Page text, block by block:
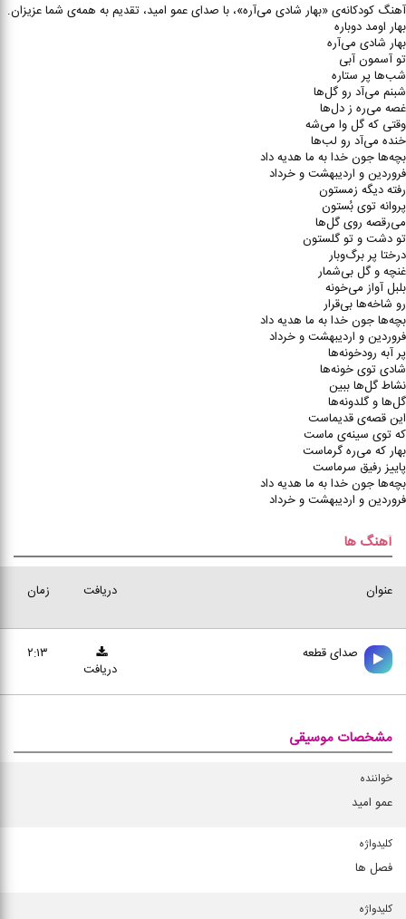
آهنگ کودکانه‌ی «بهار شادی می‌آره»، با صدای عمو امید، تقدیم به همه‌ی شما عزیزان.
بهار اومد دوباره
بهار شادی می‌آره
تو آسمون آبی
شب‌ها پر ستاره
شبنم می‌آد رو گل‌ها
غصه می‌ره ز دل‌ها
وقتی که گل وا می‌شه
خنده می‌آد رو لب‌ها
بچه‌ها جون خدا به ما هدیه داد
فروردین و اردیبهشت و خرداد
رفته دیگه زمستون
پروانه توی بُستون
می‌رقصه روی گل‌ها
تو دشت و تو گلستون
درختا پر برگ‌وبار
غنچه و گل بی‌شمار
بلبل آواز می‌خونه
رو شاخه‌ها بی‌قرار
بچه‌ها جون خدا به ما هدیه داد
فروردین و اردیبهشت و خرداد
پر آبه رودخونه‌ها
شادی توی خونه‌ها
نشاط گل‌ها ببین
گل‌ها و گلدونه‌ها
این قصه‌ی قدیماست
که توی سینه‌ی ماست
بهار که می‌ره گرماست
پاییز رفیق سرماست
بچه‌ها جون خدا به ما هدیه داد
فروردین و اردیبهشت و خرداد
آهنگ ها
عنوان زمان دریافت
صدای قطعه
۲:۱۳
دریافت
مشخصات موسیقی
خواننده
عمو امید
کلیدواژه
فصل ها
کلیدواژه